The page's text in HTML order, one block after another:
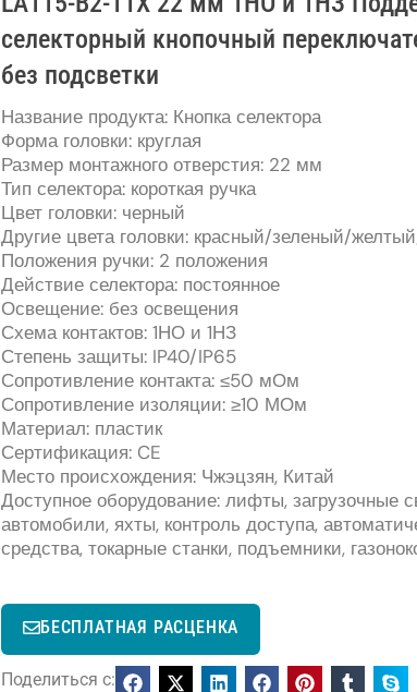
селекторный кнопочный
без подсветки
Название продукта: Кнопка селектора
Форма головки: круглая
Размер монтажного отверстия: 22 мм
Тип селектора: короткая ручка
Цвет головки: черный
Другие цвета головки: красный/зеленый/
Положения ручки: 2 положения
Действие селектора: постоянное
Освещение: без освещения
Схема контактов: 1НО и 1НЗ
Степень защиты: IP40/IP65
Сопротивление контакта: ≤50 мОм
Сопротивление изоляции: ≥10 МОм
Материал: пластик
Сертификация: CE
Место происхождения: Чжэцзян, Китай
Доступное оборудование: лифты, загрузочные
автомобили, яхты, контроль доступа,
средства, токарные станки, подъемники,
БЕСПЛАТНАЯ РАСЦЕНКА
Поделиться с: